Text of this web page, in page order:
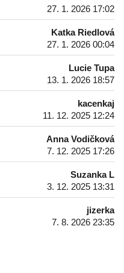
27. 1. 2026 17:02
Katka Riedlová
27. 1. 2026 00:04
Lucie Tupa
13. 1. 2026 18:57
kacenkaj
11. 12. 2025 12:24
Anna Vodičková
7. 12. 2025 17:26
Suzanka L
3. 12. 2025 13:31
jizerka
7. 8. 2026 23:35